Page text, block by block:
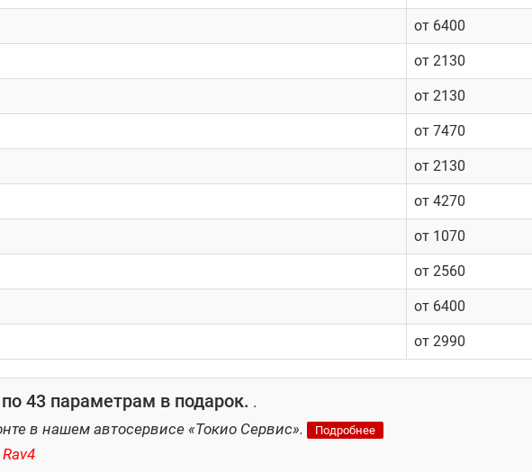
от 6400
от 2130
от 2130
от 7470
от 2130
от 4270
от 1070
от 2560
от 6400
от 2990
43 параметрам в подарок. .
в нашем автосервисе «Токио Сервис». Подробнее